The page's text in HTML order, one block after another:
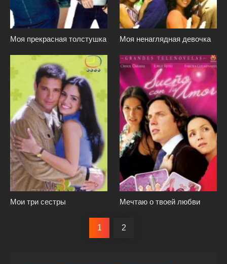
Моя прекрасная толстушка Моя ненаглядная девочка
Мои три сестры Мечтаю о твоей любви
1 2